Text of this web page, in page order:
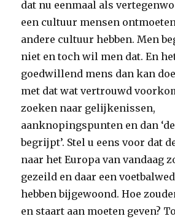
dat nu eenmaal als
een cultuur mensen
andere cultuur hebben. Men
niet en toch wil men dat. En
goedwillend mens dan kan
met dat wat vertrouwd
zoeken naar gelijkenissen,
aanknopingspunten en dan
begrijpt’. Stel u eens voor dat
naar het Europa van vandaag
gezeild en daar een
hebben bijgewoond. Hoe
en staart aan moeten geven?